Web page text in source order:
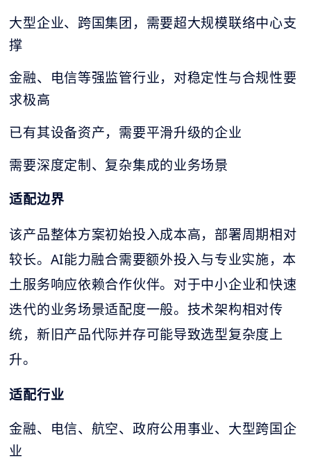
大型企业、跨国集团，需要超大规模联络中心支
撑
金融、电信等强监管行业，对稳定性与合规性要
求极高
已有其设备资产，需要平滑升级的企业
需要深度定制、复杂集成的业务场景
适配边界
该产品整体方案初始投入成本高，部署周期相对
较长。AI能力融合需要额外投入与专业实施，本
土服务响应依赖合作伙伴。对于中小企业和快速
迭代的业务场景适配度一般。技术架构相对传
统，新旧产品代际并存可能导致选型复杂度上
升。
适配行业
金融、电信、航空、政府公用事业、大型跨国企
业